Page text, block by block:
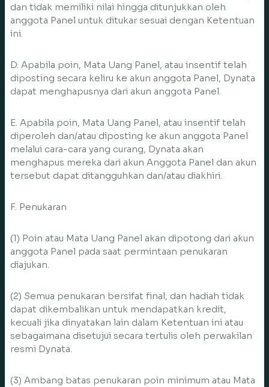
dan tidak memiliki nilai hingga ditunjukkan oleh
anggota Panel untuk ditukar sesuai dengan Ketentuan
ini.
D. Apabila poin, Mata Uang Panel, atau insentif telah
diposting secara keliru ke akun anggota Panel, Dynata
dapat menghapusnya dari akun anggota Panel.
E. Apabila poin, Mata Uang Panel, atau insentif telah
diperoleh dan/atau diposting ke akun anggota Panel
melalui cara-cara yang curang, Dynata akan
menghapus mereka dari akun Anggota Panel dan akun
tersebut dapat ditangguhkan dan/atau diakhiri.
F. Penukaran
(1) Poin atau Mata Uang Panel akan dipotong dari akun
anggota Panel pada saat permintaan penukaran
diajukan.
(2) Semua penukaran bersifat final, dan hadiah tidak
dapat dikembalikan untuk mendapatkan kredit,
kecuali jika dinyatakan lain dalam Ketentuan ini atau
sebagaimana disetujui secara tertulis oleh perwakilan
resmi Dynata.
(3) Ambang batas penukaran poin minimum atau Mata